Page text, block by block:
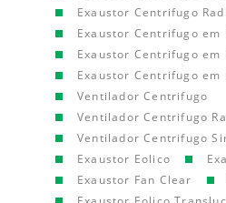
Exaustor Centrifugo
Exaustor Centrifugo em
Exaustor Centrifugo em
Exaustor Centrifugo em
Ventilador Centrifugo
Ventilador Centrifugo
Ventilador Centrifugo
Exaustor Eolico
Exaustor Fan Clear